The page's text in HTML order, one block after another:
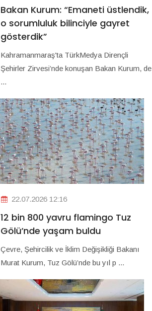
Bakan Kurum: “Emaneti üstlendik,
o sorumluluk bilinciyle gayret
gösterdik”
Kahramanmaraş'ta TürkMedya Dirençli
Şehirler Zirvesi’nde konuşan Bakan Kurum, de
...
22.07.2026 12:16
12 bin 800 yavru flamingo Tuz
Gölü’nde yaşam buldu
Çevre, Şehircilik ve İklim Değişikliği Bakanı
Murat Kurum, Tuz Gölü’nde bu yıl p ...